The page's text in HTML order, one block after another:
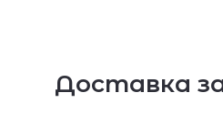
Доставка